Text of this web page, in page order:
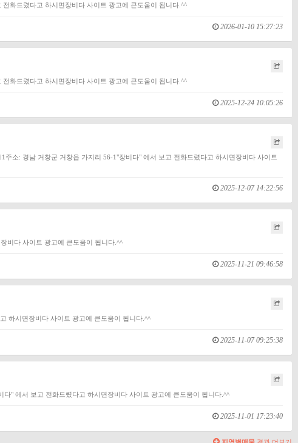
화드렸다고 하시면장비다 사이트 광고에 큰도움이 됩니다.^^
2026-01-10 15:27:23
화드렸다고 하시면장비다 사이트 광고에 큰도움이 됩니다.^^
2025-12-24 10:05:26
소: 경남 거창군 거창읍 가지리 56-1"장비다" 에서 보고 전화드렸다고 하시면장비다 사이트
2025-12-07 14:22:56
비다 사이트 광고에 큰도움이 됩니다.^^
2025-11-21 09:46:58
하시면장비다 사이트 광고에 큰도움이 됩니다.^^
2025-11-07 09:25:38
" 에서 보고 전화드렸다고 하시면장비다 사이트 광고에 큰도움이 됩니다.^^
2025-11-01 17:23:40